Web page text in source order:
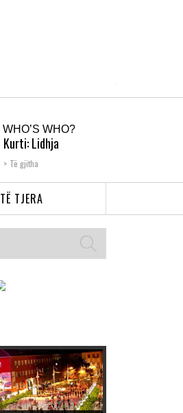
WHO’S WHO?
Kurti: Lidhja
Shqiptare e Prizrenit,
Të gjitha
TË TJERA